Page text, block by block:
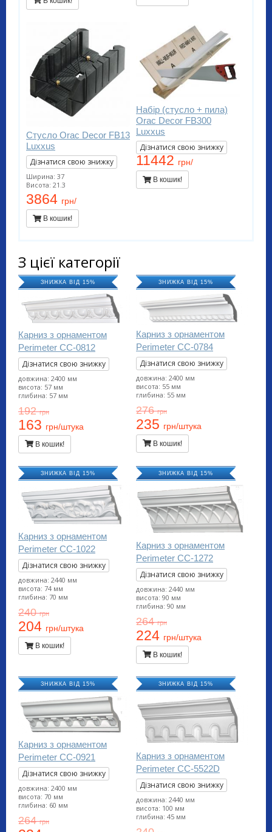
Стусло Orac Decor FB13
Luxxus
Дізнатися свою знижку
Ширина: 37
Висота: 21.3
3864 грн/
В кошик!
Набір (стусло + пила)
Orac Decor FB300
Luxxus
Дізнатися свою знижку
11442 грн/
В кошик!
З цієї категорії
ЗНИЖКА ВІД 15%
Карниз з орнаментом
Perimeter CC-0812
Дізнатися свою знижку
довжина: 2400 мм
висота: 57 мм
глибина: 57 мм
192грн
163 грн/штука
В кошик!
ЗНИЖКА ВІД 15%
Карниз з орнаментом
Perimeter CC-0784
Дізнатися свою знижку
довжина: 2400 мм
висота: 55 мм
глибина: 55 мм
276грн
235 грн/штука
В кошик!
ЗНИЖКА ВІД 15%
Карниз з орнаментом
Perimeter CC-1022
Дізнатися свою знижку
довжина: 2440 мм
висота: 74 мм
глибина: 70 мм
240грн
204 грн/штука
В кошик!
ЗНИЖКА ВІД 15%
Карниз з орнаментом
Perimeter CC-1272
Дізнатися свою знижку
довжина: 2440 мм
висота: 90 мм
глибина: 90 мм
264грн
224 грн/штука
В кошик!
ЗНИЖКА ВІД 15%
Карниз з орнаментом
Perimeter CC-0921
Дізнатися свою знижку
довжина: 2400 мм
висота: 70 мм
глибина: 60 мм
264грн
ЗНИЖКА ВІД 15%
Карниз з орнаментом
Perimeter CC-5522D
Дізнатися свою знижку
довжина: 2440 мм
висота: 100 мм
глибина: 45 мм